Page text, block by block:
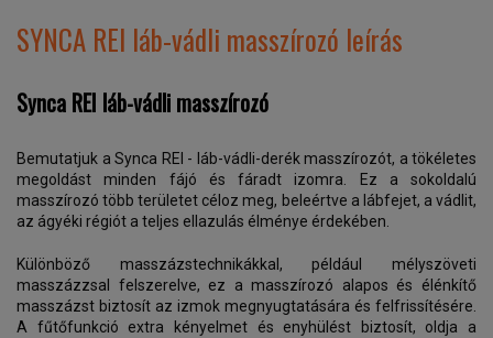
SYNCA REI láb-vádli masszírozó leírás
Synca REI láb-vádli masszírozó
Bemutatjuk a Synca REI - láb-vádli-derék masszírozót, a tökéletes
megoldást minden fájó és fáradt izomra. Ez a sokoldalú
masszírozó több területet céloz meg, beleértve a lábfejet, a vádlit,
az ágyéki régiót a teljes ellazulás élménye érdekében.
Különböző masszázstechnikákkal, például mélyszöveti
masszázzsal felszerelve, ez a masszírozó alapos és élénkítő
masszázst biztosít az izmok megnyugtatására és felfrissítésére.
A fűtőfunkció extra kényelmet és enyhülést biztosít, oldja a